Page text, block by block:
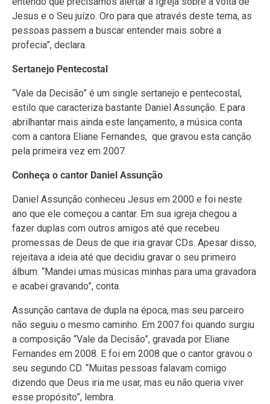
Jesus e o Seu juízo. Oro para que através deste tema, as
pessoas passem a buscar entender mais sobre a
profecia”, declara.
Sertanejo Pentecostal
“Vale da Decisão” é um single sertanejo e pentecostal,
estilo que caracteriza bastante Daniel Assunção. E para
abrilhantar mais ainda este lançamento, a música conta
com a cantora Eliane Fernandes, que gravou esta canção
pela primeira vez em 2007.
Conheça o cantor Daniel Assunção
Daniel Assunção conheceu Jesus em 2000 e foi neste
ano que ele começou a cantar. Em sua igreja chegou a
fazer duplas com outros amigos até que recebeu
promessas de Deus de que iria gravar CDs. Apesar disso,
rejeitava a ideia até que decidiu gravar o seu primeiro
álbum. “Mandei umas músicas minhas para uma gravadora
e acabei gravando”, conta.
Assunção cantava de dupla na época, mas seu parceiro
não seguiu o mesmo caminho. Em 2007 foi quando surgiu
a composição “Vale da Decisão”, gravada por Eliane
Fernandes em 2008. E foi em 2008 que o cantor gravou o
seu segundo CD. “Muitas pessoas falavam comigo
dizendo que Deus iria me usar, mas eu não queria viver
esse propósito”, lembra.